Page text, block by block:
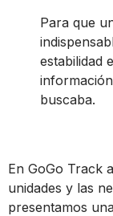
Para que
estabilidad
buscaba.
En GoGo Track
unidades y las
presentamos